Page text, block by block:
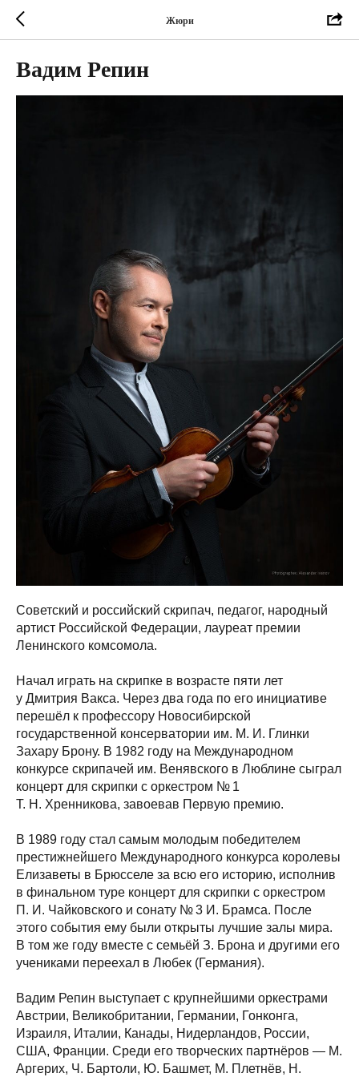
Жюри
Вадим Репин
Советский и российский скрипач, педагог, народный
артист Российской Федерации, лауреат премии
Ленинского комсомола.
Начал играть на скрипке в возрасте пяти лет
у Дмитрия Вакса. Через два года по его инициативе
перешёл к профессору Новосибирской
государственной консерватории им. М. И. Глинки
Захару Брону. В 1982 году на Международном
конкурсе скрипачей им. Венявского в Люблине сыграл
концерт для скрипки с оркестром № 1
Т. Н. Хренникова, завоевав Первую премию.
В 1989 году стал самым молодым победителем
престижнейшего Международного конкурса королевы
Елизаветы в Брюсселе за всю его историю, исполнив
в финальном туре концерт для скрипки с оркестром
П. И. Чайковского и сонату № 3 И. Брамса. После
этого события ему были открыты лучшие залы мира.
В том же году вместе с семьёй З. Брона и другими его
учениками переехал в Любек (Германия).
Вадим Репин выступает с крупнейшими оркестрами
Австрии, Великобритании, Германии, Гонконга,
Израиля, Италии, Канады, Нидерландов, России,
США, Франции. Среди его творческих партнёров — М.
Аргерих, Ч. Бартоли, Ю. Башмет, М. Плетнёв, Н.